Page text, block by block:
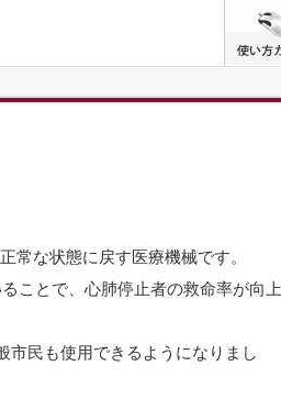
常な状態に戻す医療機械です。
ことで、心肺停止者の救命率が向上
市民も使用できるようになりまし